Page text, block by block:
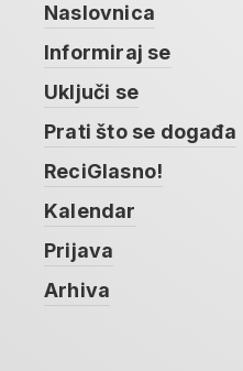
Naslovnica
Informiraj se
Uključi se
Prati što se događa
ReciGlasno!
Kalendar
Prijava
Arhiva